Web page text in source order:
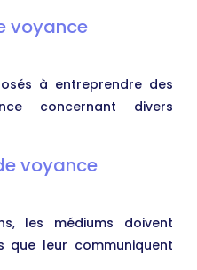
voyance
à entreprendre des
concernant divers
voyance
les médiums doivent
que leur communiquent